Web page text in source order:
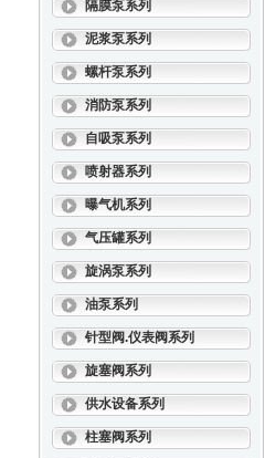
隔膜泵系列
泥浆泵系列
螺杆泵系列
消防泵系列
自吸泵系列
喷射器系列
曝气机系列
气压罐系列
旋涡泵系列
油泵系列
针型阀.仪表阀系列
旋塞阀系列
供水设备系列
柱塞阀系列